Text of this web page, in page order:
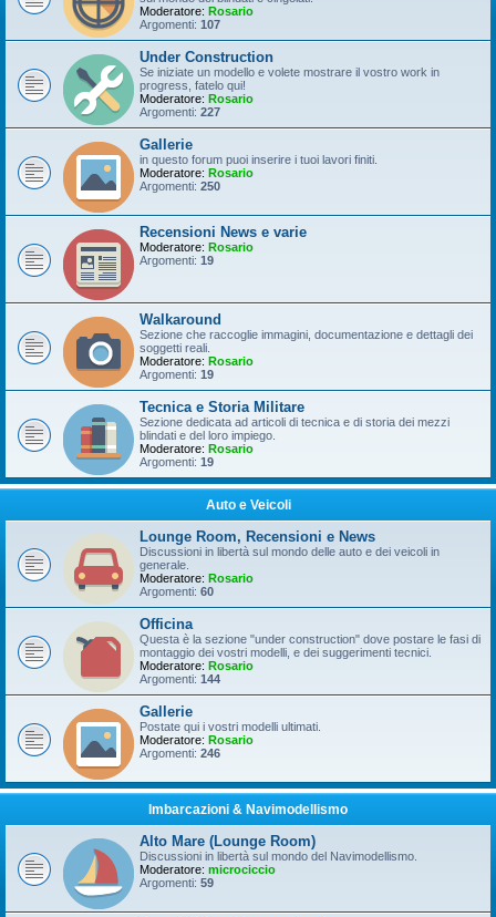
Moderatore: Rosario
Argomenti: 107
Under Construction
Se iniziate un modello e volete mostrare il vostro work in
progress, fatelo qui!
Moderatore: Rosario
Argomenti: 227
Gallerie
in questo forum puoi inserire i tuoi lavori finiti.
Moderatore: Rosario
Argomenti: 250
Recensioni News e varie
Moderatore: Rosario
Argomenti: 19
Walkaround
Sezione che raccoglie immagini, documentazione e dettagli dei
soggetti reali.
Moderatore: Rosario
Argomenti: 19
Tecnica e Storia Militare
Sezione dedicata ad articoli di tecnica e di storia dei mezzi
blindati e del loro impiego.
Moderatore: Rosario
Argomenti: 19
Auto e Veicoli
Lounge Room, Recensioni e News
Discussioni in libertà sul mondo delle auto e dei veicoli in
generale.
Moderatore: Rosario
Argomenti: 60
Officina
Questa è la sezione "under construction" dove postare le fasi di
montaggio dei vostri modelli, e dei suggerimenti tecnici.
Moderatore: Rosario
Argomenti: 144
Gallerie
Postate qui i vostri modelli ultimati.
Moderatore: Rosario
Argomenti: 246
Imbarcazioni & Navimodellismo
Alto Mare (Lounge Room)
Discussioni in libertà sul mondo del Navimodellismo.
Moderatore: microciccio
Argomenti: 59